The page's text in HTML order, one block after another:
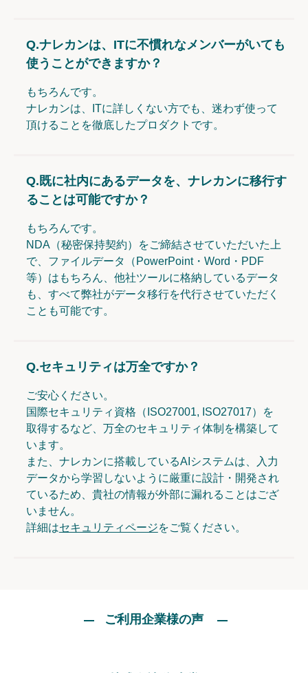
Q.ナレカンは、ITに不慣れなメンバーがいても
使うことができますか？
もちろんです。
ナレカンは、ITに詳しくない方でも、迷わず使って
頂けることを徹底したプロダクトです。
Q.既に社内にあるデータを、ナレカンに移行す
ることは可能ですか？
もちろんです。
NDA（秘密保持契約）をご締結させていただいた上
で、ファイルデータ（PowerPoint・Word・PDF
等）はもちろん、他社ツールに格納しているデータ
も、すべて弊社がデータ移行を代行させていただく
ことも可能です。
Q.セキュリティは万全ですか？
ご安心ください。
国際セキュリティ資格（ISO27001, ISO27017）を
取得するなど、万全のセキュリティ体制を構築して
います。
また、ナレカンに搭載しているAIシステムは、入力
データから学習しないように厳重に設計・開発され
ているため、貴社の情報が外部に漏れることはござ
いません。
詳細はセキュリティページをご覧ください。
ご利用企業様の声